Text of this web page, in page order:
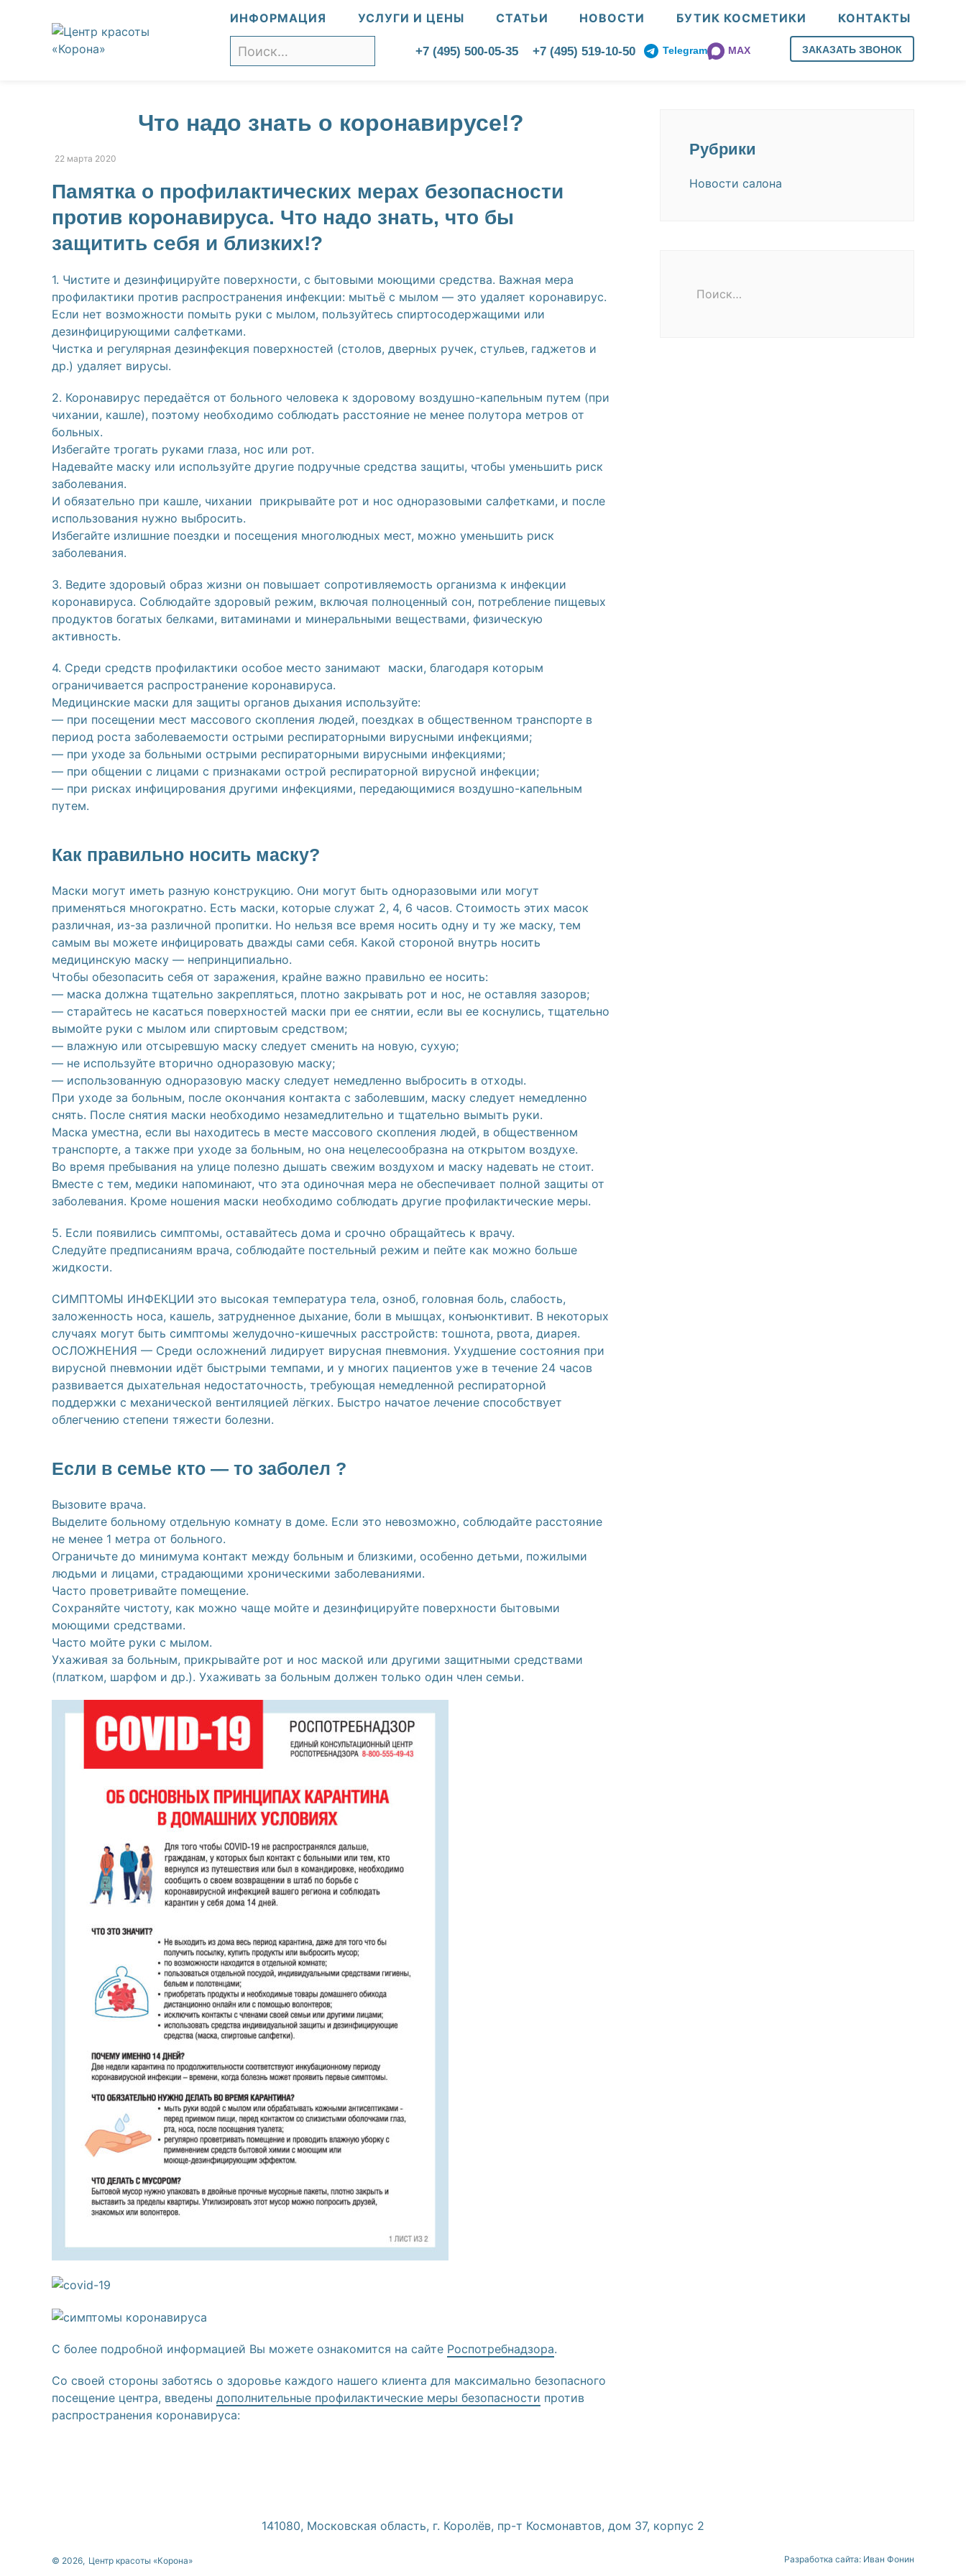
содержанию
ИНФОРМАЦИЯ УСЛУГИ И ЦЕНЫ СТАТЬИ НОВОСТИ БУТИК КОСМЕТИКИ КОНТАКТЫ
Поиск
+7 (495) 500-05-35 +7 (495) 519-10-50 Telegram MAX ЗАКАЗАТЬ ЗВОНОК
Что надо знать о коронавирусе!?
22 марта 2020
Памятка о профилактических мерах безопасности
против коронавируса. Что надо знать, что бы
защитить себя и близких!?
1. Чистите и дезинфицируйте поверхности, с бытовыми моющими средства. Важная мера
профилактики против распространения инфекции: мытьё с мылом — это удаляет коронавирус.
Если нет возможности помыть руки с мылом, пользуйтесь спиртосодержащими или
дезинфицирующими салфетками.
Чистка и регулярная дезинфекция поверхностей (столов, дверных ручек, стульев, гаджетов и
др.) удаляет вирусы.
2. Коронавирус передаётся от больного человека к здоровому воздушно-капельным путем (при
чихании, кашле), поэтому необходимо соблюдать расстояние не менее полутора метров от
больных.
Избегайте трогать руками глаза, нос или рот.
Надевайте маску или используйте другие подручные средства защиты, чтобы уменьшить риск
заболевания.
И обязательно при кашле, чихании прикрывайте рот и нос одноразовыми салфетками, и после
использования нужно выбросить.
Избегайте излишние поездки и посещения многолюдных мест, можно уменьшить риск
заболевания.
3. Ведите здоровый образ жизни он повышает сопротивляемость организма к инфекции
коронавируса. Соблюдайте здоровый режим, включая полноценный сон, потребление пищевых
продуктов богатых белками, витаминами и минеральными веществами, физическую
активность.
4. Среди средств профилактики особое место занимают маски, благодаря которым
ограничивается распространение коронавируса.
Медицинские маски для защиты органов дыхания используйте:
— при посещении мест массового скопления людей, поездках в общественном транспорте в
период роста заболеваемости острыми респираторными вирусными инфекциями;
— при уходе за больными острыми респираторными вирусными инфекциями;
— при общении с лицами с признаками острой респираторной вирусной инфекции;
— при рисках инфицирования другими инфекциями, передающимися воздушно-капельным
путем.
Как правильно носить маску?
Маски могут иметь разную конструкцию. Они могут быть одноразовыми или могут
применяться многократно. Есть маски, которые служат 2, 4, 6 часов. Стоимость этих масок
различная, из-за различной пропитки. Но нельзя все время носить одну и ту же маску, тем
самым вы можете инфицировать дважды сами себя. Какой стороной внутрь носить
медицинскую маску — непринципиально.
Чтобы обезопасить себя от заражения, крайне важно правильно ее носить:
— маска должна тщательно закрепляться, плотно закрывать рот и нос, не оставляя зазоров;
— старайтесь не касаться поверхностей маски при ее снятии, если вы ее коснулись, тщательно
вымойте руки с мылом или спиртовым средством;
— влажную или отсыревшую маску следует сменить на новую, сухую;
— не используйте вторично одноразовую маску;
— использованную одноразовую маску следует немедленно выбросить в отходы.
При уходе за больным, после окончания контакта с заболевшим, маску следует немедленно
снять. После снятия маски необходимо незамедлительно и тщательно вымыть руки.
Маска уместна, если вы находитесь в месте массового скопления людей, в общественном
транспорте, а также при уходе за больным, но она нецелесообразна на открытом воздухе.
Во время пребывания на улице полезно дышать свежим воздухом и маску надевать не стоит.
Вместе с тем, медики напоминают, что эта одиночная мера не обеспечивает полной защиты от
заболевания. Кроме ношения маски необходимо соблюдать другие профилактические меры.
5. Если появились симптомы, оставайтесь дома и срочно обращайтесь к врачу.
Следуйте предписаниям врача, соблюдайте постельный режим и пейте как можно больше
жидкости.
СИМПТОМЫ ИНФЕКЦИИ это высокая температура тела, озноб, головная боль, слабость,
заложенность носа, кашель, затрудненное дыхание, боли в мышцах, конъюнктивит. В некоторых
случаях могут быть симптомы желудочно-кишечных расстройств: тошнота, рвота, диарея.
ОСЛОЖНЕНИЯ — Среди осложнений лидирует вирусная пневмония. Ухудшение состояния при
вирусной пневмонии идёт быстрыми темпами, и у многих пациентов уже в течение 24 часов
развивается дыхательная недостаточность, требующая немедленной респираторной
поддержки с механической вентиляцией лёгких. Быстро начатое лечение способствует
облегчению степени тяжести болезни.
Если в семье кто — то заболел ?
Вызовите врача.
Выделите больному отдельную комнату в доме. Если это невозможно, соблюдайте расстояние
не менее 1 метра от больного.
Ограничьте до минимума контакт между больным и близкими, особенно детьми, пожилыми
людьми и лицами, страдающими хроническими заболеваниями.
Часто проветривайте помещение.
Сохраняйте чистоту, как можно чаще мойте и дезинфицируйте поверхности бытовыми
моющими средствами.
Часто мойте руки с мылом.
Ухаживая за больным, прикрывайте рот и нос маской или другими защитными средствами
(платком, шарфом и др.). Ухаживать за больным должен только один член семьи.
С более подробной информацией Вы можете ознакомится на сайте Роспотребнадзора.
Со своей стороны заботясь о здоровье каждого нашего клиента для максимально безопасного
посещение центра, введены дополнительные профилактические меры безопасности против
распространения коронавируса:
Рубрики
Новости салона
Поиск
141080, Московская область, г. Королёв, пр-т Космонавтов, дом 37, корпус 2
© 2026, Центр красоты «Корона» Разработка сайта: Иван Фонин